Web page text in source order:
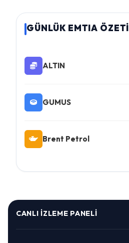
GÜNLÜK EMTIA ÖZETİ
ALTIN
GUMUS
Brent Petrol
CANLI İZLEME PANELI